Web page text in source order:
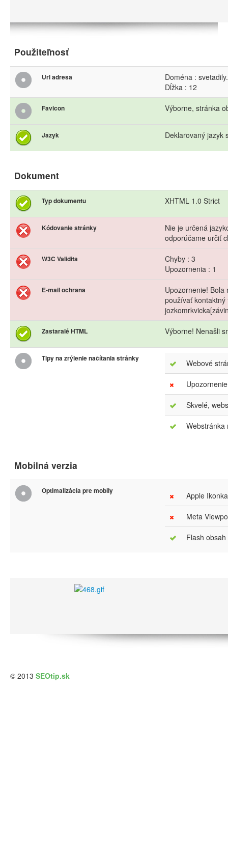
Použiteľnosť
Url adresa
Doména :
Dĺžka : 12
Favicon Výborne, stránka
Jazyk Deklarovaný jazyk
Dokument
Typ dokumentu XHTML 1.0 Strict
Kódovanie stránky
Nie je určená
odporúčame určiť
W3C Validita
Chyby : 3
Upozornenia : 1
E-mail ochrana
Upozornenie!
používať
Zastaralé HTML Výborne! Nenašli
Tipy na zrýlenie načítania stránky Webové
Skvelé,
Webstránka
Mobilná verzia
Optimalizácia pre mobily Apple Ikonka
Meta
Flash obsah
© 2013 SEOtip.sk